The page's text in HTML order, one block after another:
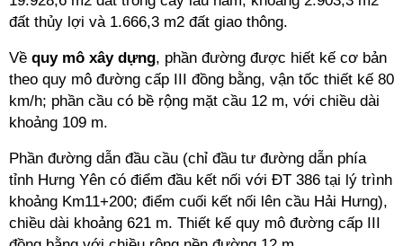
đất thủy lợi và 1.666,3 m2 đất giao thông.
Về quy mô xây dựng, phần đường được hiết kế cơ bản
theo quy mô đường cấp III đồng bằng, vận tốc thiết kế 80
km/h; phần cầu có bề rộng mặt cầu 12 m, với chiều dài
khoảng 109 m.
Phần đường dẫn đầu cầu (chỉ đầu tư đường dẫn phía
tỉnh Hưng Yên có điểm đầu kết nối với ĐT 386 tại lý trình
khoảng Km11+200; điểm cuối kết nối lên cầu Hải Hưng),
chiều dài khoảng 621 m. Thiết kế quy mô đường cấp III